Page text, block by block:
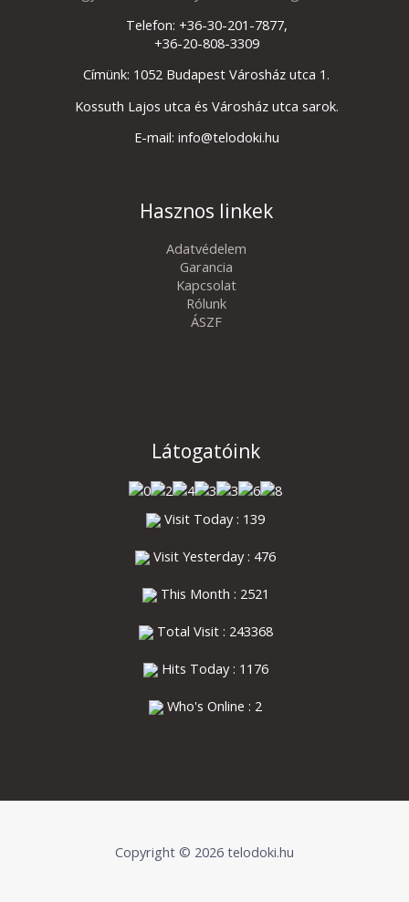
Telefon: +36-30-201-7877,
+36-20-808-3309
Címünk: 1052 Budapest Városház utca 1.
Kossuth Lajos utca és Városház utca sarok.
E-mail: info@telodoki.hu
Hasznos linkek
Adatvédelem
Garancia
Kapcsolat
Rólunk
ÁSZF
Látogatóink
Visit Today : 139
Visit Yesterday : 476
This Month : 2521
Total Visit : 243368
Hits Today : 1176
Who's Online : 2
Copyright © 2026 telodoki.hu